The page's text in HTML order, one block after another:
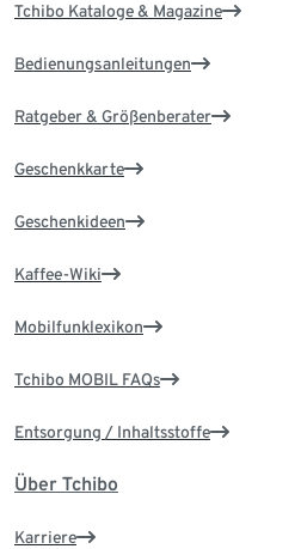
Tchibo Kataloge & Magazine
Bedienungsanleitungen
Ratgeber & Größenberater
Geschenkkarte
Geschenkideen
Kaffee-Wiki
Mobilfunklexikon
Tchibo MOBIL FAQs
Entsorgung / Inhaltsstoffe
Über Tchibo
Karriere